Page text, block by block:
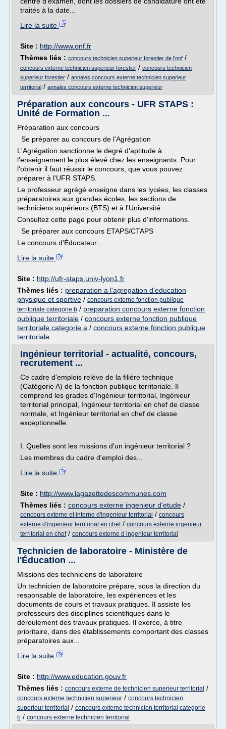
traités à la date...
Lire la suite
Site : http://www.onf.fr
Thèmes liés : concours technicien superieur forestier de l'onf /
concours externe technicien superieur forestier / concours technicien
superieur forestier / annales concours externe technicien superieur
territorial / annales concours externe technicien superieur
Préparation aux concours - UFR STAPS :
Unité de Formation ...
Préparation aux concours
Se préparer au concours de l'Agrégation
L'Agrégation sanctionne le degré d'aptitude à
l'enseignement le plus élevé chez les enseignants. Pour
l'obtenir il faut réussir le concours, que vous pouvez
préparer à l'UFR STAPS.
Le professeur agrégé enseigne dans les lycées, les classes
préparatoires aux grandes écoles, les sections de
techniciens supérieurs (BTS) et à l'Université.
Consultez cette page pour obtenir plus d'informations.
Se préparer aux concours ETAPS/CTAPS
Le concours d'Éducateur...
Lire la suite
Site : http://ufr-staps.univ-lyon1.fr
Thèmes liés : preparation a l'agregation d'education
physique et sportive / concours externe fonction publique
territoriale categorie b / preparation concours externe fonction
publique territoriale / concours externe fonction publique
territoriale categorie a / concours externe fonction publique
territoriale
Ingénieur territorial - actualité, concours,
recrutement ...
Ce cadre d'emplois relève de la filière technique
(Catégorie A) de la fonction publique territoriale. Il
comprend les grades d'Ingénieur territorial, Ingénieur
territorial principal, Ingénieur territorial en chef de classe
normale, et Ingénieur territorial en chef de classe
exceptionnelle.
I. Quelles sont les missions d'un ingénieur territorial ?
Les membres du cadre d'emploi des...
Lire la suite
Site : http://www.lagazettedescommunes.com
Thèmes liés : concours externe ingenieur d'etude /
concours externe et interne d'ingenieur territorial / concours
externe d'ingenieur territorial en chef/ concours externe ingenieur
territorial en chef/ concours externe d ingenieur territorial
Technicien de laboratoire - Ministère de
l'Éducation ...
Missions des techniciens de laboratoire
Un technicien de laboratoire prépare, sous la direction du
responsable de laboratoire, les expériences et les
documents de cours et travaux pratiques. Il assiste les
professeurs des disciplines scientifiques dans le
déroulement des travaux pratiques. Il exerce, à titre
prioritaire, dans des établissements comportant des classes
préparatoires aux...
Lire la suite
Site : http://www.education.gouv.fr
Thèmes liés : concours externe de technicien superieur territorial /
concours externe technicien superieur / concours technicien
superieur territorial / concours externe technicien territorial categorie
b / concours externe technicien territorial